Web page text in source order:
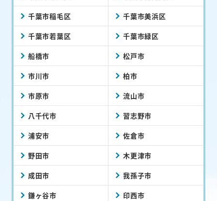
千葉市稲毛区 千葉市美浜区
千葉市若葉区 千葉市緑区
船橋市 松戸市
市川市 柏市
市原市 流山市
八千代市 習志野市
浦安市 佐倉市
野田市 木更津市
成田市 我孫子市
鎌ヶ谷市 印西市